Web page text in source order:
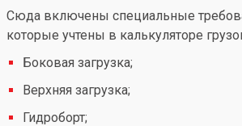
Сюда включены специальные
которые учтены в калькуляторе
Боковая загрузка;
Верхняя загрузка;
Гидроборт;